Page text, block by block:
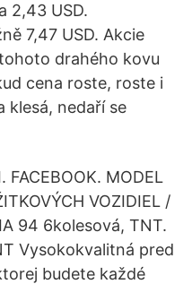
2,43 USD.
7,47 USD. Akcie
drahého kovu
cena roste, roste i
klesá, nedaří se
MODEL
VOZIDIEL /
94 6kolesová, TNT.
Vysokokvalitná pred
budete každé